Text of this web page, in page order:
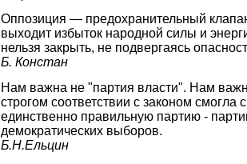
Оппозиция — предохранительный
выходит избыток народной силы и
нельзя закрыть, не подвергаясь
Б. Констан
Нам важна не "партия власти". Нам
строгом соответствии с законом смогла
единственно правильную партию -
демократических выборов.
Б.Н.Ельцин